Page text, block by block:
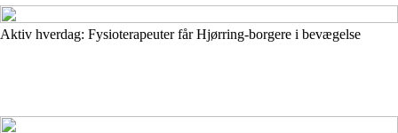
Aktiv hverdag: Fysioterapeuter får Hjørring-borgere i bevægelse